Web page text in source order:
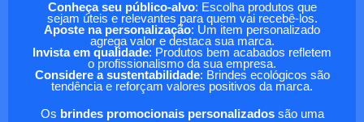
Conheça seu público-alvo: Escolha produtos que
sejam úteis e relevantes para quem vai recebê-los.
Aposte na personalização: Um item personalizado
agrega valor e destaca sua marca.
Invista em qualidade: Produtos bem acabados refletem
o profissionalismo da sua empresa.
Considere a sustentabilidade: Brindes ecológicos são
tendência e reforçam valores positivos da marca.
Os brindes promocionais personalizadossão uma